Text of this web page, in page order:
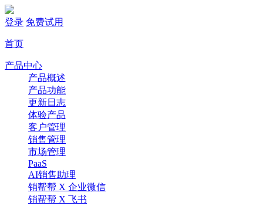
登录 免费试用
首页
产品中心
产品概述
产品功能
更新日志
体验产品
客户管理
销售管理
市场管理
PaaS
AI销售助理
销帮帮 X 企业微信
销帮帮 X 飞书